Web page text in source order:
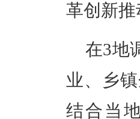
革创新
在3地
业、乡
结合当